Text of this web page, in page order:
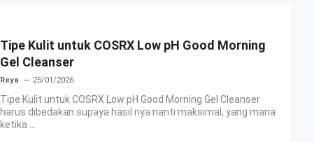
Tipe Kulit untuk COSRX Low pH Good Morning
Gel Cleanser
Reya 25/01/2026
Tipe Kulit untuk COSRX Low pH Good Morning Gel Cleanser
harus dibedakan supaya hasil nya nanti maksimal, yang mana
ketika ...